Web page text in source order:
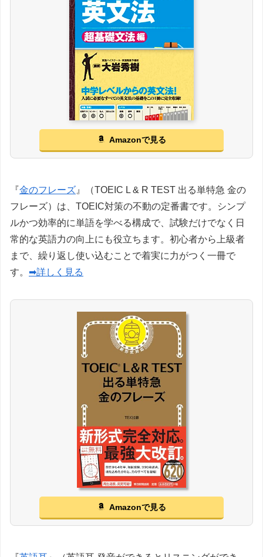
Amazonで見る
『金のフレーズ 』（TOEIC L & R TEST 出る単特急 金の
フレーズ）は、TOEIC対策の不動の定番書です。シンプ
ルかつ効率的に単語を学べる構成で、試験だけでなく日
常的な英語力の向上にも役立ちます。初心者から上級者
まで、繰り返し使い込むことで着実に力がつく一冊で
す。 ➡詳しく見る
Amazonで見る